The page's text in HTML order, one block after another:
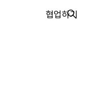
협업하기